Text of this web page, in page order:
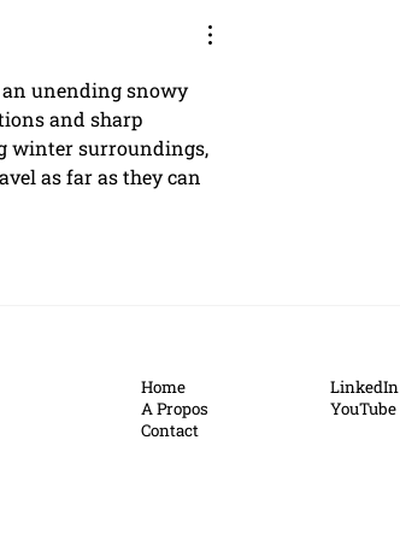
unending snowy
and sharp
winter surroundings,
as far as they can
Home
A Propos
Contact
LinkedIn
YouTube